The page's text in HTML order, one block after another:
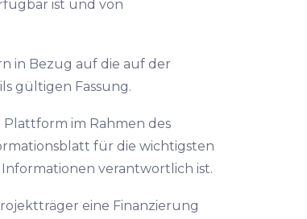
ist und von
in Bezug auf die auf der
gültigen Fassung.
Plattform im Rahmen des
für die wichtigsten
verantwortlich ist.
eine Finanzierung